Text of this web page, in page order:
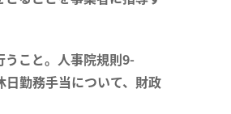
こと。人事院規則9-
勤務手当について、財政